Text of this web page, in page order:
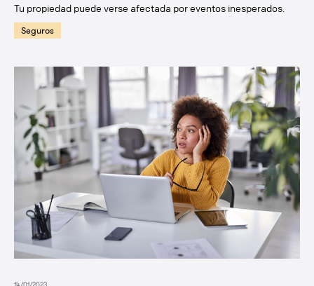
Tu propiedad puede verse afectada por eventos inesperados.
Seguros